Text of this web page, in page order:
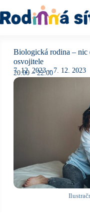
Biologická rodina – nic
osvojitele
7. 12. 2023 – 7. 12. 2023
20:00 – 22:00